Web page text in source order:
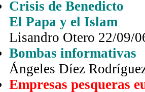
Crisis de Benedicto
El Papa y el Islam
Lisandro Otero 22/09/
Bombas informativas
Ángeles Díez
Empresas pesqueras